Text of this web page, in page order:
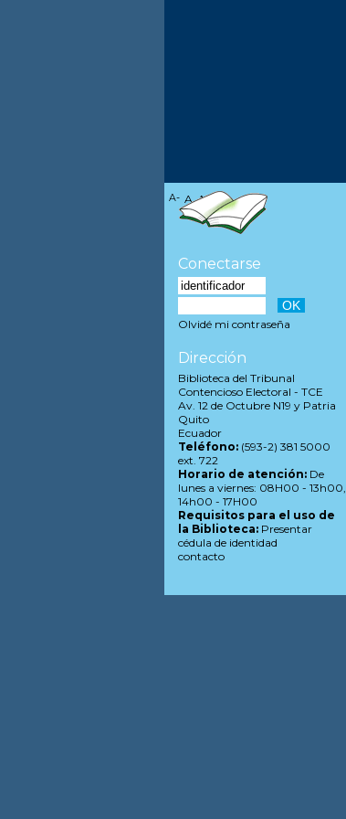
A- A A+
Conectarse
Olvidé mi contraseña
Dirección
Biblioteca del Tribunal
Contencioso Electoral - TCE
Av. 12 de Octubre N19 y Patria
Quito
Ecuador
Teléfono:(593-2) 381 5000
ext. 722
Horario de atención:De
lunes a viernes: 08H00 - 13h00,
14h00 - 17H00
Requisitos para el uso de
la Biblioteca:Presentar
cédula de identidad
contacto